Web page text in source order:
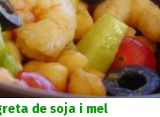
de soja i mel